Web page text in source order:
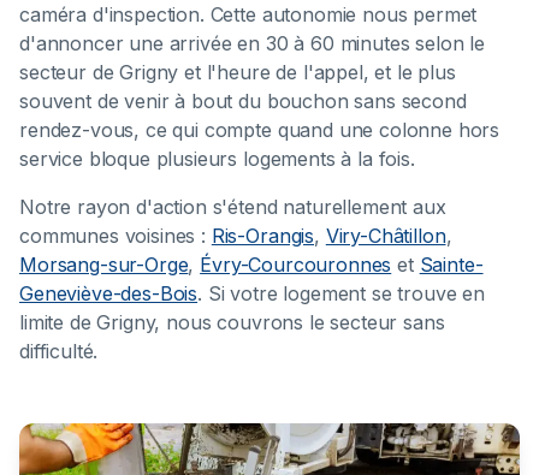
caméra d'inspection. Cette autonomie nous permet
d'annoncer une arrivée en 30 à 60 minutes selon le
secteur de Grigny et l'heure de l'appel, et le plus
souvent de venir à bout du bouchon sans second
rendez-vous, ce qui compte quand une colonne hors
service bloque plusieurs logements à la fois.
Notre rayon d'action s'étend naturellement aux
communes voisines : Ris-Orangis, Viry-Châtillon,
Morsang-sur-Orge, Évry-Courcouronnes et Sainte-
Geneviève-des-Bois. Si votre logement se trouve en
limite de Grigny, nous couvrons le secteur sans
difficulté.